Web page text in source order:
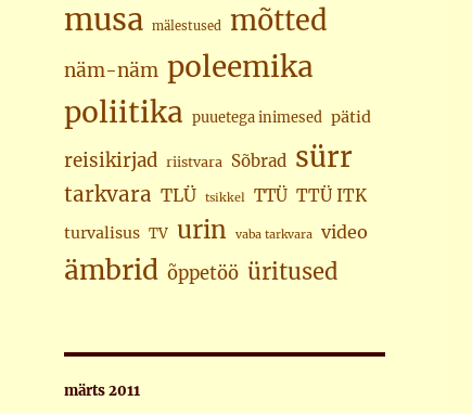
musa mälestused mõtted
näm-näm poleemika
poliitika puuetega inimesed pätid
reisikirjad riistvara Sõbrad sürr
tarkvara TLÜ tsikkel TTÜ TTÜ ITK
turvalisus TV urin vaba tarkvara video
ämbrid õppetöö üritused
märts 2011